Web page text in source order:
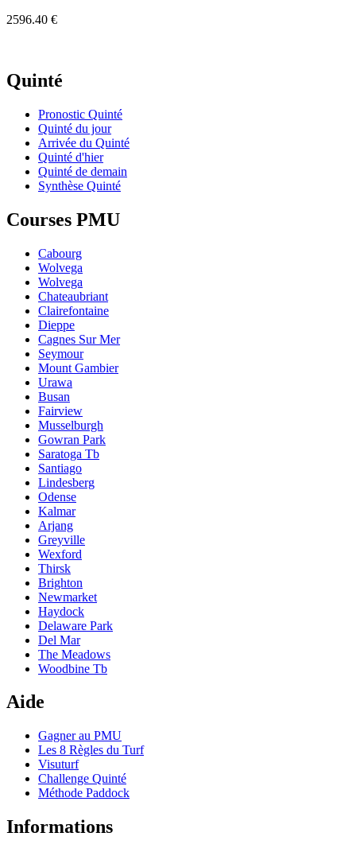
2596.40 €
Quinté
Pronostic Quinté
Quinté du jour
Arrivée du Quinté
Quinté d'hier
Quinté de demain
Synthèse Quinté
Courses PMU
Cabourg
Wolvega
Wolvega
Chateaubriant
Clairefontaine
Dieppe
Cagnes Sur Mer
Seymour
Mount Gambier
Urawa
Busan
Fairview
Musselburgh
Gowran Park
Saratoga Tb
Santiago
Lindesberg
Odense
Kalmar
Arjang
Greyville
Wexford
Thirsk
Brighton
Newmarket
Haydock
Delaware Park
Del Mar
The Meadows
Woodbine Tb
Aide
Gagner au PMU
Les 8 Règles du Turf
Visuturf
Challenge Quinté
Méthode Paddock
Informations